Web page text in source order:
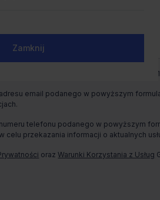
Zamknij
w Warszawie, Rondo Daszyńskiego
email podanego w powyższym
telefonu podanego w powyższym
przekazania informacji o aktualnych
orazWarunki Korzystania z Usług
Zamknij